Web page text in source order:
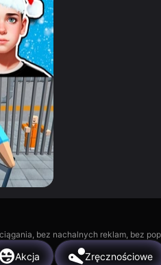
bez nachalnych reklam, bez
Akcja Zręcznościowe